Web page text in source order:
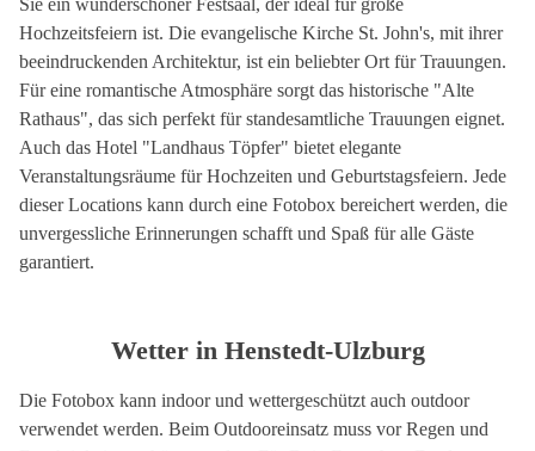
Sie ein wunderschöner Festsaal, der ideal für große
Hochzeitsfeiern ist. Die evangelische Kirche St. John's, mit ihrer
beeindruckenden Architektur, ist ein beliebter Ort für Trauungen.
Für eine romantische Atmosphäre sorgt das historische "Alte
Rathaus", das sich perfekt für standesamtliche Trauungen eignet.
Auch das Hotel "Landhaus Töpfer" bietet elegante
Veranstaltungsräume für Hochzeiten und Geburtstagsfeiern. Jede
dieser Locations kann durch eine Fotobox bereichert werden, die
unvergessliche Erinnerungen schafft und Spaß für alle Gäste
garantiert.
Wetter in Henstedt-Ulzburg
Die Fotobox kann indoor und wettergeschützt auch outdoor
verwendet werden. Beim Outdooreinsatz muss vor Regen und